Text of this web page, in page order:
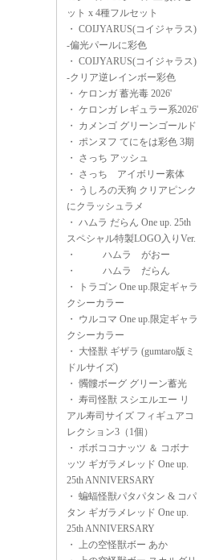
ット x 4種フルセット
・ COIJYARUS(コイジャラス)
-偏光パールに彩色
・ COIJYARUS(コイジャラス)
-クリア逆レインボー彩色
・ ケロンガ 蓄光毒 2026'
・ ケロンガ レギュラー系2026'
・ カメンゴ グリーンゴールド
・ ポンヌフ てにをは彩色 3期
・ さっち アッシュ
・ さっち アイボリー素体
・
うしろの天狗 クリアピンク
にクラッシュラメ
・ ハムラ だらん One up. 25th
スペシャル特製LOGO入りVer.
・
ハムラ がおー
・
ハムラ だらん
・
トラゴン One up.限定ギャラ
クシーカラー
・ ウルコマ One up.限定ギャラ
クシーカラー
・ 大怪獣 ギザラ (gumtaro版ミ
ドルサイズ)
・ 髑髏ボーグ グリーン蓄光
・ 寿司怪獣 スシエルエー リ
アル寿司サイズ フィギュアコ
レクション3（1個）
・ ボボココナッツ ＆ コボナ
ッツ ギガラメレッド One up.
25th ANNIVERSARY
・ 蝙蝠怪獣パタパタン & コパ
タン ギガラメレッド One up.
25th ANNIVERSARY
・ 上の空怪獣ボー あか